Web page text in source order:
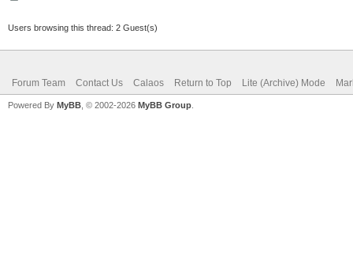
Users browsing this thread: 2 Guest(s)
Forum Team Contact Us Calaos Return to Top Lite (Archive) Mode
Powered By MyBB , © 2002-2026 MyBB Group